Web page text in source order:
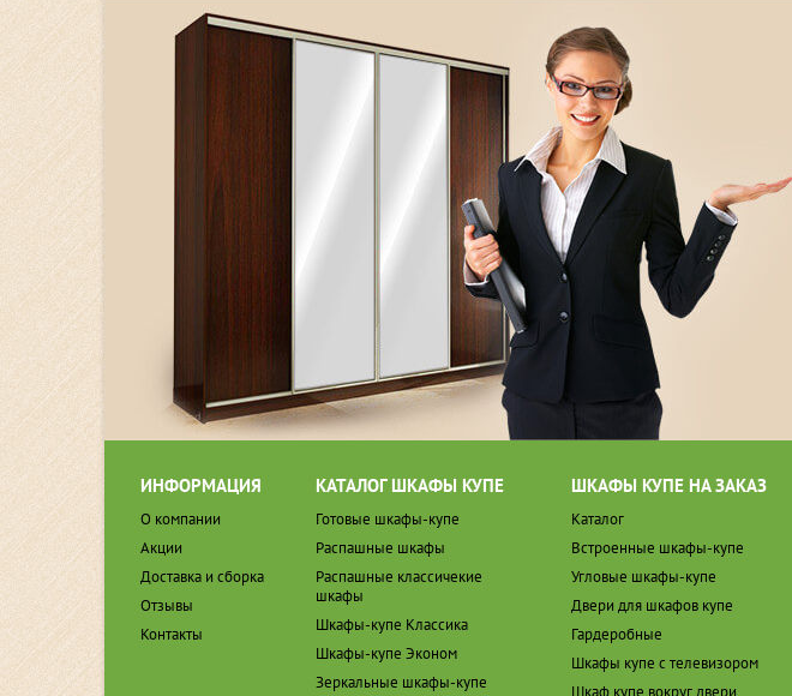
ИНФОРМАЦИЯ
О компании
Акции
Доставка и сборка
Отзывы
Контакты
КАТАЛОГ ШКАФЫ КУПЕ
Готовые шкафы-купе
Распашные шкафы
Распашные классичекие
шкафы
Шкафы-купе Классика
Шкафы-купе Эконом
Зеркальные шкафы-купе
ШКАФЫ КУПЕ НА ЗАКАЗ
Каталог
Встроенные шкафы-купе
Угловые шкафы-купе
Двери для шкафов купе
Гардеробные
Шкафы купе с телевизором
Шкаф купе вокруг двери